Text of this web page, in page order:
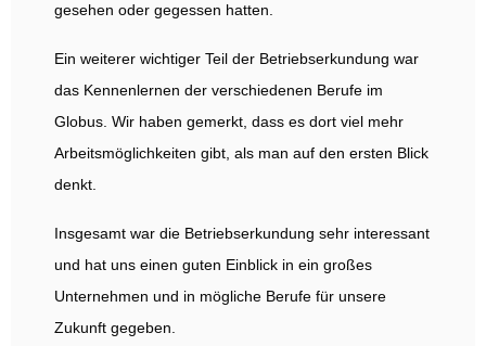
gesehen oder gegessen hatten.
Ein weiterer wichtiger Teil der Betriebserkundung war
das Kennenlernen der verschiedenen Berufe im
Globus. Wir haben gemerkt, dass es dort viel mehr
Arbeitsmöglichkeiten gibt, als man auf den ersten Blick
denkt.
Insgesamt war die Betriebserkundung sehr interessant
und hat uns einen guten Einblick in ein großes
Unternehmen und in mögliche Berufe für unsere
Zukunft gegeben.